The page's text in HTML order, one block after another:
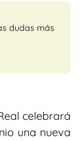
dudas más
celebrará
una nueva